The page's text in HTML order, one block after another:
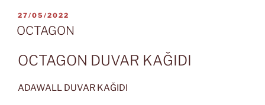
YAYIM
TARIHI
27/05/2022
OCTAGON
OCTAGON DUVAR KAĞIDI
ADAWALL DUVAR KAĞIDI